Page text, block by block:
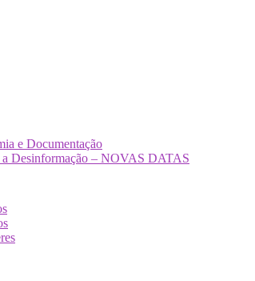
e Documentação
a Desinformação – NOVAS DATAS